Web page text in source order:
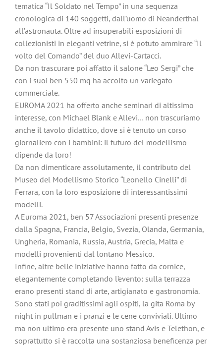
tematica “Il Soldato nel Tempo” in una sequenza
cronologica di 140 soggetti, dall’uomo di Neanderthal
all’astronauta. Oltre ad insuperabili esposizioni di
collezionisti in eleganti vetrine, si è potuto ammirare “Il
volto del Comando” del duo Allevi-Cartacci.
Da non trascurare poi affatto il salone “Leo Sergi” che
con i suoi ben 550 mq ha accolto un variegato
commerciale.
EUROMA 2021 ha offerto anche seminari di altissimo
interesse, con Michael Blank e Allevi… non trascuriamo
anche il tavolo didattico, dove si è tenuto un corso
giornaliero con i bambini: il futuro del modellismo
dipende da loro!
Da non dimenticare assolutamente, il contributo del
Museo del Modellismo Storico “Leonello Cinelli” di
Ferrara, con la loro esposizione di interessantissimi
modelli.
A Euroma 2021, ben 57 Associazioni presenti presenze
dalla Spagna, Francia, Belgio, Svezia, Olanda, Germania,
Ungheria, Romania, Russia, Austria, Grecia, Malta e
modelli provenienti dal lontano Messico.
Infine, altre belle iniziative hanno fatto da cornice,
elegantemente completando l’evento: sulla terrazza
erano presenti stand di arte, artigianato e gastronomia.
Sono stati poi graditissimi agli ospiti, la gita Roma by
night in pullman e i pranzi e le cene conviviali. Ultimo
ma non ultimo era presente uno stand Avis e Telethon, e
soprattutto si è raccolta una sostanziosa beneficenza per